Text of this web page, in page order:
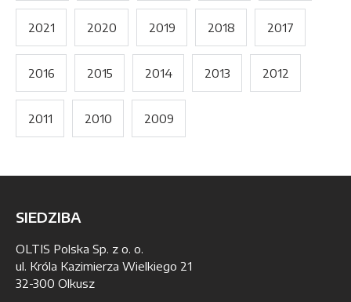
2021 2020 2019 2018 2017
2016 2015 2014 2013 2012
2011 2010 2009
SIEDZIBA
OLTIS Polska Sp. z o. o.
ul. Króla Kazimierza Wielkiego 21
32-300 Olkusz